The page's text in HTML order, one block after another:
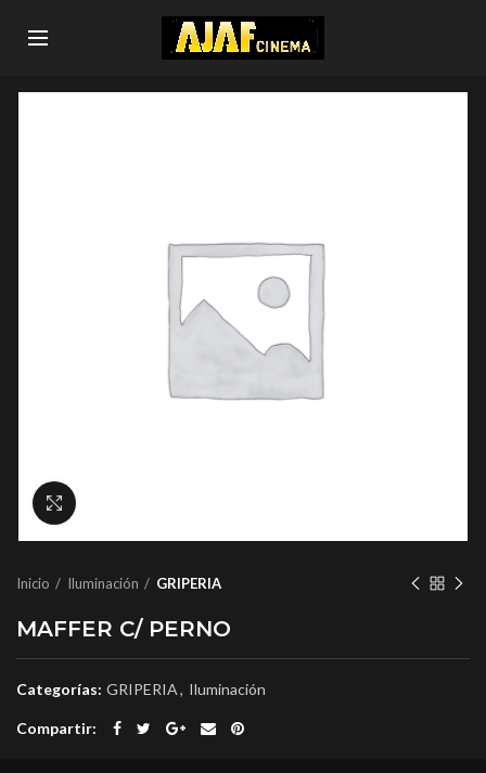
Inicio Iluminación GRIPERIA
MAFFER C/ PERNO
Categorías: GRIPERIA, Iluminación
Compartir